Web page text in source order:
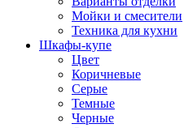
Мойки и смесители
Техника для кухни
Шкафы-купе
Цвет
Коричневые
Серые
Темные
Черные